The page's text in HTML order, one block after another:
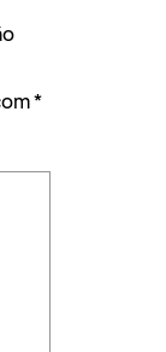
*